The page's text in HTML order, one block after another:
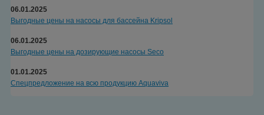
06.01.2025
Выгодные цены на насосы для бассейна Kripsol
06.01.2025
Выгодные цены на дозирующие насосы Seco
01.01.2025
Спецпредложение на всю продукцию Aquaviva